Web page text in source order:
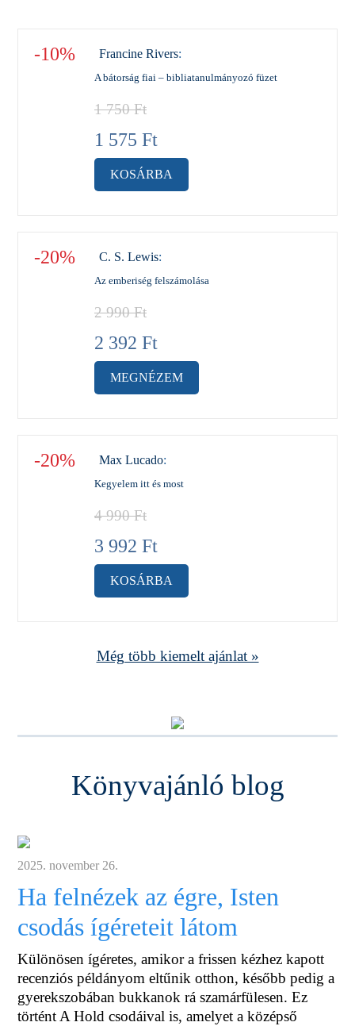
-10% Francine Rivers:
A bátorság fiai – bibliatanulmányozó füzet
1 750Ft
1 575 Ft
KOSÁRBA
-20% C. S. Lewis:
Az emberiség felszámolása
2 990Ft
2 392 Ft
MEGNÉZEM
-20% Max Lucado:
Kegyelem itt és most
4 990Ft
3 992 Ft
KOSÁRBA
Még több kiemelt ajánlat »
Könyvajánló blog
2025. november 26.
Ha felnézek az égre, Isten
csodás ígéreteit látom
Különösen ígéretes, amikor a frissen kézhez kapott
recenziós példányom eltűnik otthon, később pedig a
gyerekszobában bukkanok rá szamárfülesen. Ez
történt A Hold csodáival is, amelyet a középső